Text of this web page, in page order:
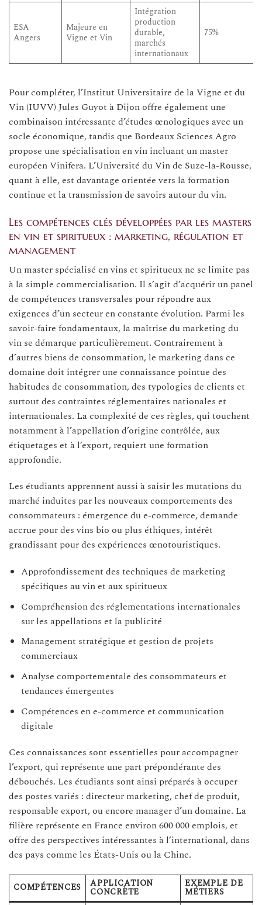
ESA
Angers
Majeure en
Vigne et Vin
Intégration
production
durable,
marchés
internationaux
75%
Pour compléter, l’Institut Universitaire de la Vigne et du
Vin (IUVV) Jules Guyot à Dijon offre également une
combinaison intéressante d’études œnologiques avec un
socle économique, tandis que Bordeaux Sciences Agro
propose une spécialisation en vin incluant un master
européen Vinifera. L’Université du Vin de Suze-la-Rousse,
quant à elle, est davantage orientée vers la formation
continue et la transmission de savoirs autour du vin.
Les compétences clés développées par les masters
en vin et spiritueux : marketing, régulation et
management
Un master spécialisé en vins et spiritueux ne se limite pas
à la simple commercialisation. Il s’agit d’acquérir un panel
de compétences transversales pour répondre aux
exigences d’un secteur en constante évolution. Parmi les
savoir-faire fondamentaux, la maîtrise du marketing du
vin se démarque particulièrement. Contrairement à
d’autres biens de consommation, le marketing dans ce
domaine doit intégrer une connaissance pointue des
habitudes de consommation, des typologies de clients et
surtout des contraintes réglementaires nationales et
internationales. La complexité de ces règles, qui touchent
notamment à l’appellation d’origine contrôlée, aux
étiquetages et à l’export, requiert une formation
approfondie.
Les étudiants apprennent aussi à saisir les mutations du
marché induites par les nouveaux comportements des
consommateurs : émergence du e-commerce, demande
accrue pour des vins bio ou plus éthiques, intérêt
grandissant pour des expériences œnotouristiques.
Approfondissement des techniques de marketing
spécifiques au vin et aux spiritueux
Compréhension des réglementations internationales
sur les appellations et la publicité
Management stratégique et gestion de projets
commerciaux
Analyse comportementale des consommateurs et
tendances émergentes
Compétences en e-commerce et communication
digitale
Ces connaissances sont essentielles pour accompagner
l’export, qui représente une part prépondérante des
débouchés. Les étudiants sont ainsi préparés à occuper
des postes variés : directeur marketing, chef de produit,
responsable export, ou encore manager d’un domaine. La
filière représente en France environ 600 000 emplois, et
offre des perspectives intéressantes à l’international, dans
des pays comme les États-Unis ou la Chine.
COMPÉTENCES APPLICATION
CONCRÈTE
EXEMPLE DE
MÉTIERS